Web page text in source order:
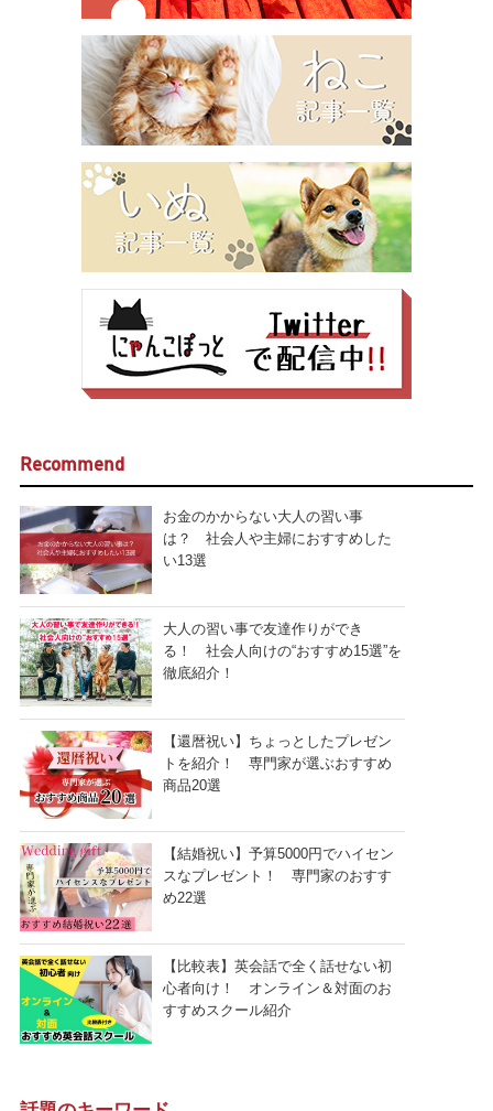
Recommend
お金のかからない大人の習い事
は？ 社会人や主婦におすすめした
い13選
大人の習い事で友達作りができ
る！ 社会人向けの“おすすめ15選”を
徹底紹介！
【還暦祝い】ちょっとしたプレゼン
トを紹介！ 専門家が選ぶおすすめ
商品20選
【結婚祝い】予算5000円でハイセン
スなプレゼント！ 専門家のおすす
め22選
【比較表】英会話で全く話せない初
心者向け！ オンライン＆対面のお
すすめスクール紹介